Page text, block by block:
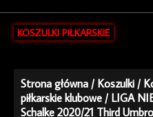
KOSZULKI PIŁKARSKIE
Strona główna /Koszulki /
piłkarskie klubowe /LIGA
Schalke 2020/21 Third